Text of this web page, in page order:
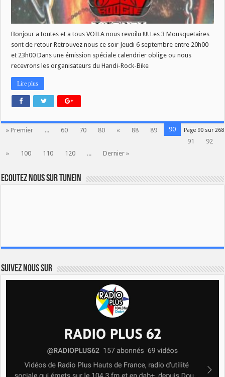
Bonjour a toutes et a tous VOILA nous revoilu !!!! Les 3 Mousquetaires
sont de retour Retrouvez nous ce soir Jeudi 6 septembre entre 20h00
et 23h00 Dans une émission spéciale calendrier oblige ou nous
recevrons les organisateurs du Handi-Rock-Bike
Lire plus
Page 90 sur 268
» Premier ... 60 70 80 « 88 89
90
91
92
»
100 110 120 ... Dernier »
Ecoutez nous sur TuneIn
Suivez nous sur